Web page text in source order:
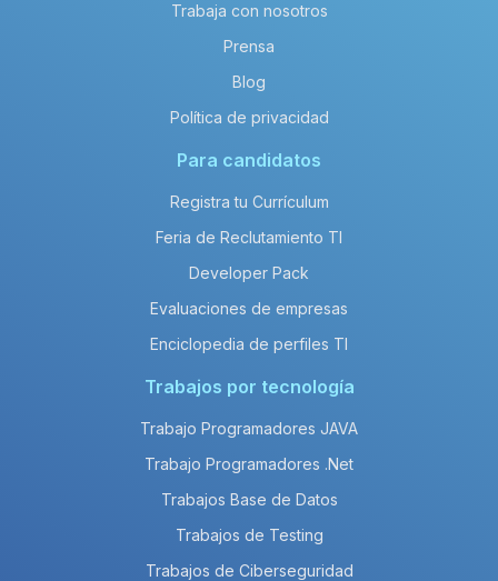
Trabaja con nosotros
Prensa
Blog
Política de privacidad
Para candidatos
Registra tu Currículum
Feria de Reclutamiento TI
Developer Pack
Evaluaciones de empresas
Enciclopedia de perfiles TI
Trabajos por tecnología
Trabajo Programadores JAVA
Trabajo Programadores .Net
Trabajos Base de Datos
Trabajos de Testing
Trabajos de Ciberseguridad